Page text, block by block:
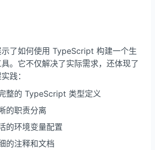
了如何使用 TypeScript 构建一个生
。它不仅解决了实际需求，还体现了
践：
整的 TypeScript 类型定义
的职责分离
的环境变量配置
的注释和文档